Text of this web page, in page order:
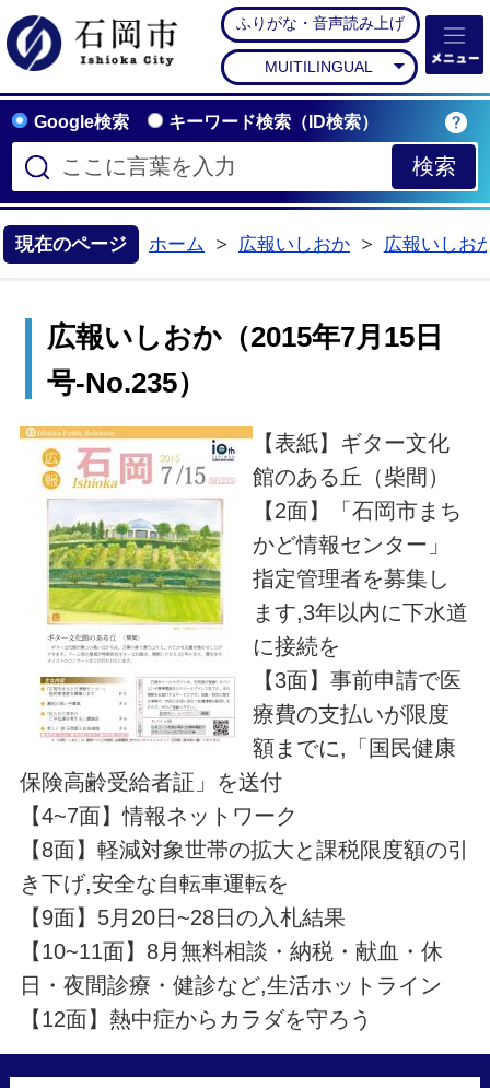
石岡市公式ホームペー
ふりがな・音声読み上げ
MUITILINGUAL
Google検索 キーワード検索（ID検索）
現在のページ ホーム
広報いしおか
広報いしお
広報いしおか（2015年7月15日
号-No.235）
【表紙】ギター文化
館のある丘（柴間）
【2面】「石岡市まち
かど情報センター」
指定管理者を募集し
ます,3年以内に下水道
に接続を
【3面】事前申請で医
療費の支払いが限度
額までに,「国民健康
保険高齢受給者証」を送付
【4~7面】情報ネットワーク
【8面】軽減対象世帯の拡大と課税限度額の引
き下げ,安全な自転車運転を
【9面】5月20日~28日の入札結果
【10~11面】8月無料相談・納税・献血・休
日・夜間診療・健診など,生活ホットライン
【12面】熱中症からカラダを守ろう